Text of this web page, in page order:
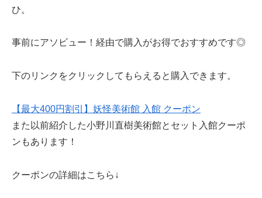
ひ。
事前にアソビュー！経由で購入がお得でおすすめです◎
下のリンクをクリックしてもらえると購入できます。
【最大400円割引】妖怪美術館 入館 クーポン
また以前紹介した小野川直樹美術館とセット入館クーポ
ンもあります！
クーポンの詳細はこちら↓